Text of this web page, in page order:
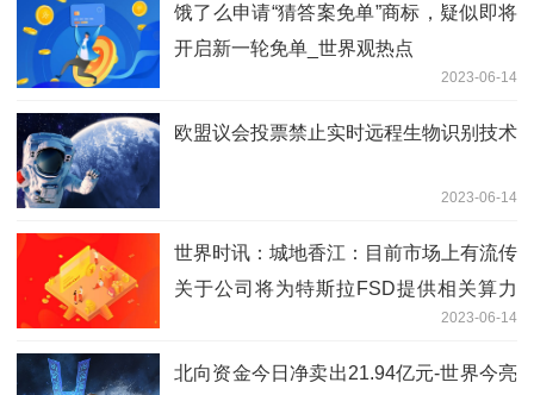
饿了么申请“猜答案免单”商标，疑似即将
开启新一轮免单_世界观热点
2023-06-14
欧盟议会投票禁止实时远程生物识别技术
2023-06-14
世界时讯：城地香江：目前市场上有流传
关于公司将为特斯拉FSD提供相关算力
2023-06-14
北向资金今日净卖出21.94亿元-世界今亮